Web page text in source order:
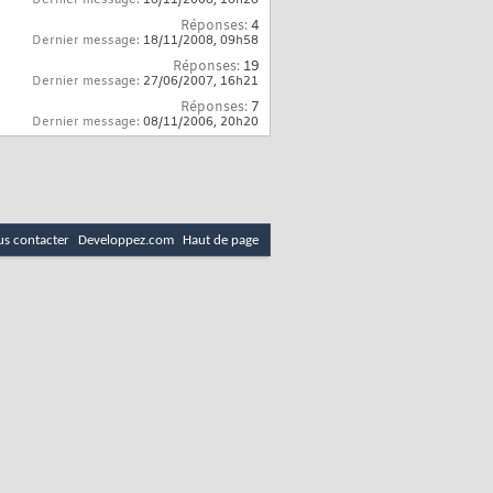
Réponses:4
Dernier message: 18/11/2008, 09h58
Réponses: 19
Dernier message: 27/06/2007, 16h21
Réponses: 7
Dernier message: 08/11/2006, 20h20
contacter Developpez.com Haut de page